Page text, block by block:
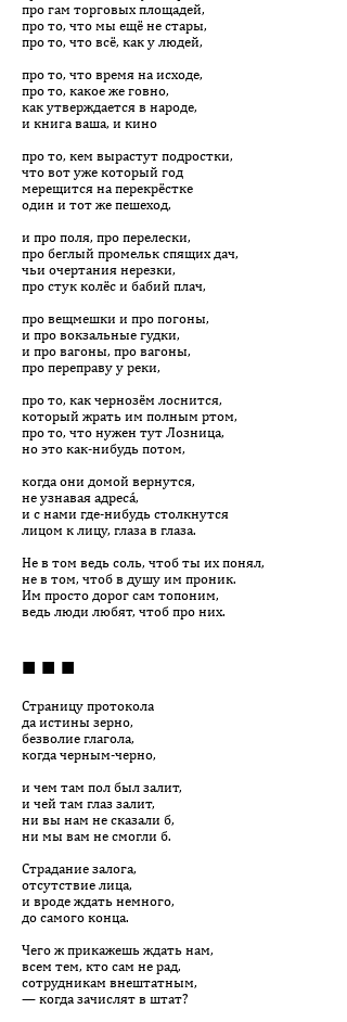
про гам торговых площадей,
про то, что мы ещё не стары,
про то, что всё, как у людей,
про то, что время на исходе,
про то, какое же говно,
как утверждается в народе,
и книга ваша, и кино
про то, кем вырастут подростки,
что вот уже который год
мерещится на перекрёстке
один и тот же пешеход,
и про поля, про перелески,
про беглый промельк спящих дач,
чьи очертания нерезки,
про стук колёс и бабий плач,
про вещмешки и про погоны,
и про вокзальные гудки,
и про вагоны, про вагоны,
про переправу у реки,
про то, как чернозём лоснится,
который жрать им полным ртом,
про то, что нужен тут Лозница,
но это как-нибудь потом,
когда они домой вернутся,
не узнавая адресá,
и с нами где-нибудь столкнутся
лицом к лицу, глаза в глаза.
Не в том ведь соль, чтоб ты их понял,
не в том, чтоб в душу им проник.
Им просто дорог сам топоним,
ведь люди любят, чтоб про них.
■ ■ ■
Страницу протокола
да истины зерно,
безволие глагола,
когда черным-черно,
и чем там пол был залит,
и чей там глаз залит,
ни вы нам не сказали б,
ни мы вам не смогли б.
Страдание залога,
отсутствие лица,
и вроде ждать немного,
до самого конца.
Чего ж прикажешь ждать нам,
всем тем, кто сам не рад,
сотрудникам внештатным,
— когда зачислят в штат?